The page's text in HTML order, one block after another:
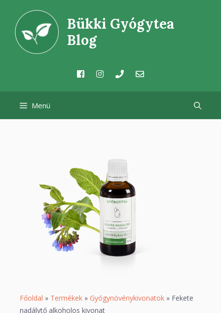
tartalomba
Bükki Gyógytea
Blog
Menü
Főoldal » Termékek » Gyógynövénykivonatok » Fekete
nadálytő alkoholos kivonat